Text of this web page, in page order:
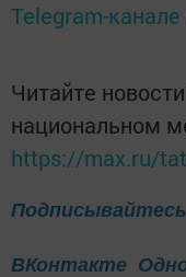
Telegram-канале
Читайте
национальном
https://max.ru/
ВКонтакте